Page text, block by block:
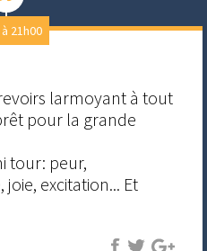
21h00
larmoyant à tout
pour la grande
tour: peur,
excitation... Et